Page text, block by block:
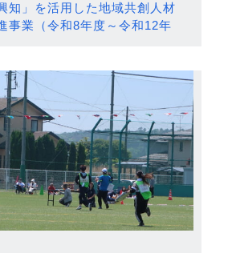
知」を活用した地域共創人材
事業（令和8年度～令和12年